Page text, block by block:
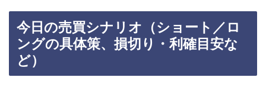
今日の売買シナリオ（ショート／ロ
ングの具体策、損切り・利確目安な
ど）